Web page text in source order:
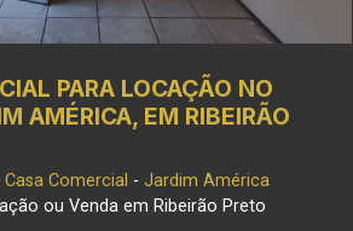
PARA LOCAÇÃO NO
AMÉRICA, EM RIBEIRÃO
Casa Comercial - Jardim América
ou Venda em Ribeirão Preto